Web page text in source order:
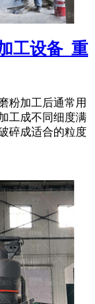
工设备_重
粉加工后通常用
工成不同细度满
碎成适合的粒度